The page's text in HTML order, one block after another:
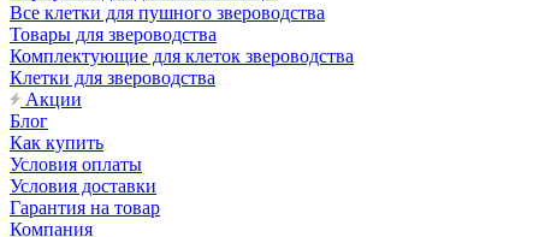
Все клетки для пушного звероводства
Товары для звероводства
Комплектующие для клеток звероводства
Клетки для звероводства
Акции
Блог
Как купить
Условия оплаты
Условия доставки
Гарантия на товар
Компания